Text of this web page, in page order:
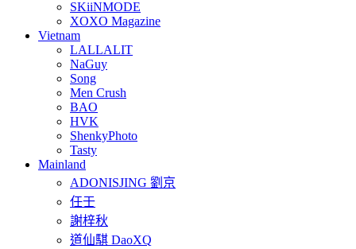
SKiiNMODE
XOXO Magazine
Vietnam
LALLALIT
NaGuy
Song
Men Crush
BAO
HVK
ShenkyPhoto
Tasty
Mainland
ADONISJING 劉京
任壬
謝梓秋
道仙騏 DaoXQ